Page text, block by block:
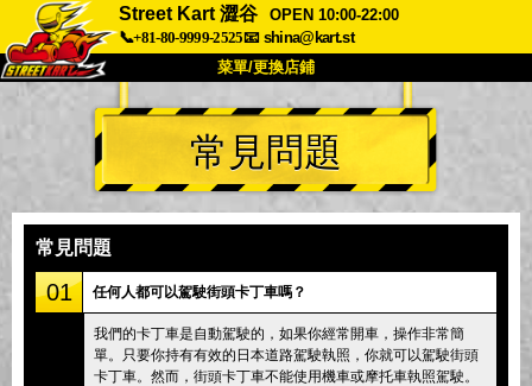
Street Kart 澀谷
OPEN 10:00-22:00
📞+81-80-9999-2525📧 shina@kart.st
菜單/更換店鋪
首頁
關於 規格 價格
公司
更換店鋪
東京品川 #1 東京秋葉原#1
東京秋葉原#2 東京澀谷
常見問題
常見問題
01 任何人都可以駕駛街頭卡丁車嗎？
我們的卡丁車是自動駕駛的，如果你經常開車，操作非常簡
單。只要你持有有效的日本道路駕駛執照，你就可以駕駛街頭
卡丁車。然而，街頭卡丁車不能使用機車或摩托車執照駕駛。